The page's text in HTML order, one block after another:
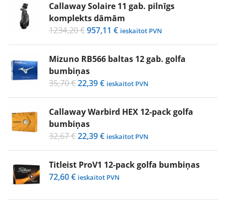
Callaway Solaire 11 gab. pilnīgs
komplekts dāmām
1234,20€Original
price
was:
957,11 €Current
price
is:
957,11 €.
ieskaitot PVN
Mizuno RB566 baltas 12 gab. golfa
bumbiņas
35,70€Original
price
was:
35,70 €.
22,39€Current
price
is:
ieskaitot PVN
Callaway Warbird HEX 12-pack golfa
bumbiņas
32,67€Original
price
was:
22,39€Current
price
is:
22,39 €.
ieskaitot PVN
Titleist ProV1 12-pack golfa bumbiņas
72,60€ ieskaitot PVN